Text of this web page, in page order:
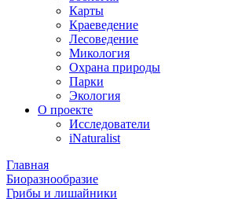
Карты
Краеведение
Лесоведение
Микология
Охрана природы
Парки
Экология
О проекте
Исследователи
iNaturalist
Главная
Биоразнообразие
Грибы и лишайники